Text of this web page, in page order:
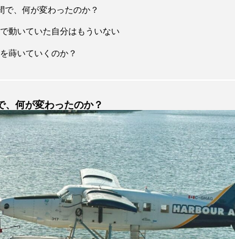
マイ・インターン
ソン 名もなき者／A COMPLETE UNKNOWN
剣佑 枯れ木に銃弾 洋画 海外旅行
の誘い 英会話 菅野恵 菊池凛子
で、何が変わったのか？
で動いていた自分はもういない
蒔いていくのか？
、何が変わったのか？